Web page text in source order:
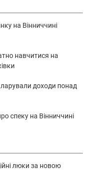
на Вінниччині
навчитися на
доходи понад
спеку на Вінниччині
люки за новою